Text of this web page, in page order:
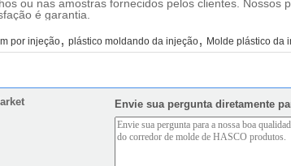
ou nas amostras fornecidos pelos clientes. Nossos
é garantia.
por injeção, plástico moldando da injeção, Molde plástico da
Envie sua pergunta diretamente